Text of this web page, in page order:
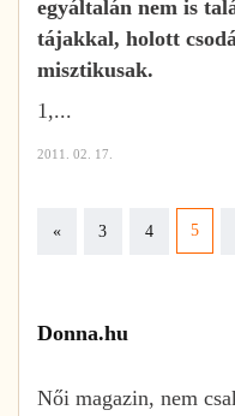
egyáltalán nem is
tájakkal, holott
misztikusak.
1,...
2011. 02. 17.
«Previous
3 4 5
Donna.hu
Női magazin, nem